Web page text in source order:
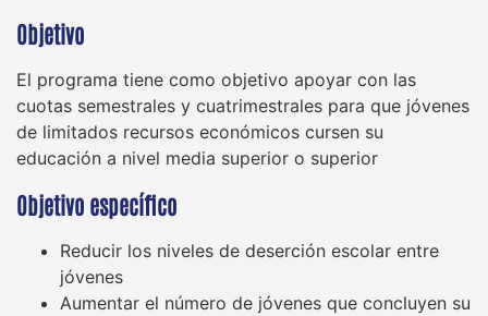
Objetivo
El programa tiene como objetivo apoyar con las
cuotas semestrales y cuatrimestrales para que jóvenes
de limitados recursos económicos cursen su
educación a nivel media superior o superior​
Objetivo específico
Reducir los niveles de deserción escolar entre
jóvenes
Aumentar el número de jóvenes que concluyen su